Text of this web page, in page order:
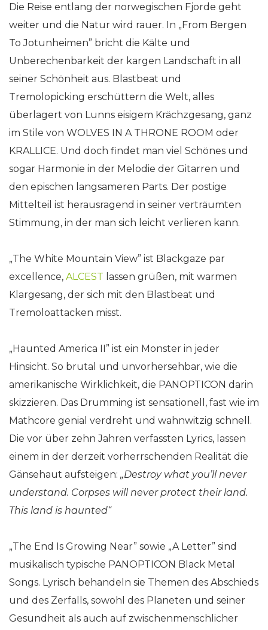
Die Reise entlang der norwegischen Fjorde geht
weiter und die Natur wird rauer. In „From Bergen
To Jotunheimen” bricht die Kälte und
Unberechenbarkeit der kargen Landschaft in all
seiner Schönheit aus. Blastbeat und
Tremolopicking erschüttern die Welt, alles
überlagert von Lunns eisigem Krächzgesang, ganz
im Stile von WOLVES IN A THRONE ROOM oder
KRALLICE. Und doch findet man viel Schönes und
sogar Harmonie in der Melodie der Gitarren und
den epischen langsameren Parts. Der postige
Mittelteil ist herausragend in seiner verträumten
Stimmung, in der man sich leicht verlieren kann.
„The White Mountain View” ist Blackgaze par
excellence, ALCEST lassen grüßen, mit warmen
Klargesang, der sich mit den Blastbeat und
Tremoloattacken misst.
„Haunted America II” ist ein Monster in jeder
Hinsicht. So brutal und unvorhersehbar, wie die
amerikanische Wirklichkeit, die PANOPTICON darin
skizzieren. Das Drumming ist sensationell, fast wie im
Mathcore genial verdreht und wahnwitzig schnell.
Die vor über zehn Jahren verfassten Lyrics, lassen
einem in der derzeit vorherrschenden Realität die
Gänsehaut aufsteigen: „Destroy what you’ll never
understand. Corpses will never protect their land.
This land is haunted“
„The End Is Growing Near” sowie „A Letter” sind
musikalisch typische PANOPTICON Black Metal
Songs. Lyrisch behandeln sie Themen des Abschieds
und des Zerfalls, sowohl des Planeten und seiner
Gesundheit als auch auf zwischenmenschlicher